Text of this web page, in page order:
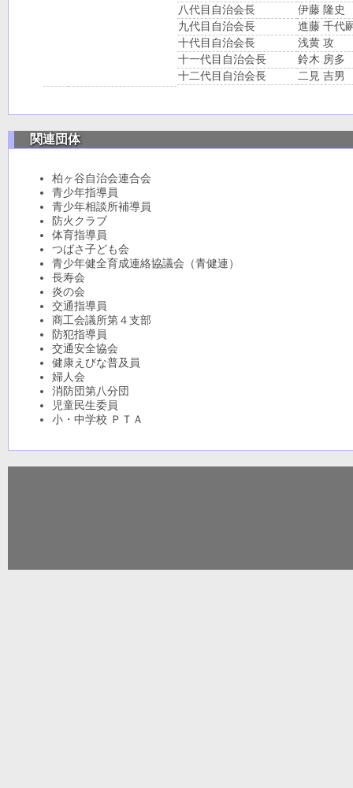
八代目自治会長
伊藤 隆史
九代目自治会長
進藤 千代
十代目自治会長
浅黄 攻
十一代目自治会長
鈴木 房多
十二代目自治会長
二見 吉男
関連団体
柏ヶ谷自治会連合会
青少年指導員
青少年相談所補導員
防火クラブ
体育指導員
つばさ子ども会
青少年健全育成連絡協議会（青健連）
長寿会
炎の会
交通指導員
商工会議所第４支部
防犯指導員
交通安全協会
健康えびな普及員
婦人会
消防団第八分団
児童民生委員
小・中学校 ＰＴＡ